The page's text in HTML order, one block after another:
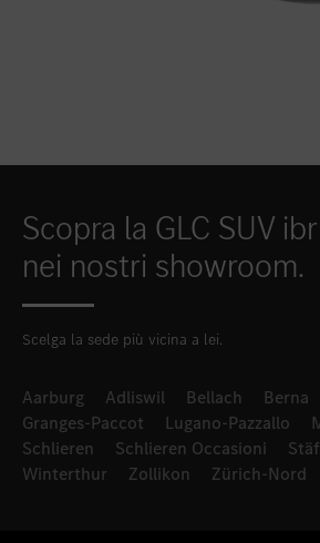
Scopra la GLC SUV
nei nostri showroom.
Scelga la sede più vicina a lei.
Aarburg Adliswil Bellach Berna
Granges-Paccot
Lugano-Pazzallo
Schlieren
Schlieren Occasioni
Winterthur
Zollikon Zürich-Nord